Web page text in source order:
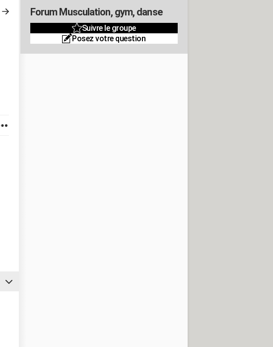
Forum Musculation, gym, danse
Suivre le groupe
Posez votre question